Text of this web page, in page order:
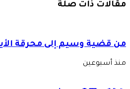
مقالات ذات صلة
من قضية وسيم إلى محرقة
منذ أسبوعين